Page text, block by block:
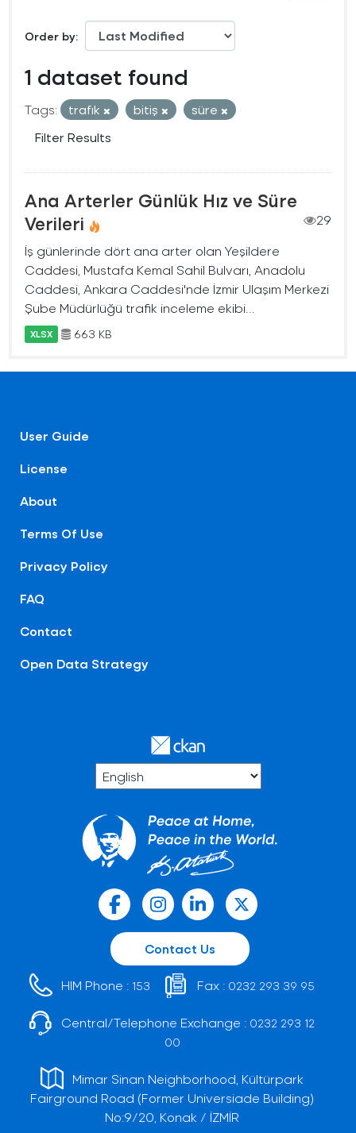
Order by
1 dataset found
Tags: trafık bitiş
süre
Filter Results
Ana Arterler Günlük Hız ve Süre
Verileri
29
İş günlerinde dört ana arter olan Yeşildere
Caddesi, Mustafa Kemal Sahil Bulvarı, Anadolu
Caddesi, Ankara Caddesi'nde İzmir Ulaşım Merkezi
Şube Müdürlüğü trafik inceleme ekibi...
XLSX 663 KB
User Guide
License
About
Terms Of Use
Privacy Policy
FAQ
Contact
Open Data Strategy
Contact Us
HIM Phone : 153 Fax : 0232 293 39 95
Central/Telephone Exchange : 0232 293 12
00
Mimar Sinan Neighborhood, Kültürpark
Fairground Road (Former Universiade Building)
No:9/20, Konak / İZMİR